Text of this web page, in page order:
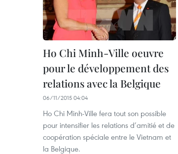
Ho Chi Minh-Ville oeuvre
pour le développement des
relations avec la Belgique
06/11/2015 04:04
Ho Chi Minh-Ville fera tout son possible
pour intensifier les relations d’amitié et de
coopération spéciale entre le Vietnam et
la Belgique.